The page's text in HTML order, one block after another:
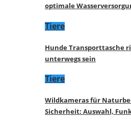
optimale
Tiere
Hunde Transporttasche
unterwegs sein
Tiere
Wildkameras für
Sicherheit: Auswahl,